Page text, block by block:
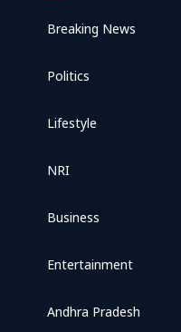
Breaking News
Politics
Lifestyle
NRI
Business
Entertainment
Andhra Pradesh